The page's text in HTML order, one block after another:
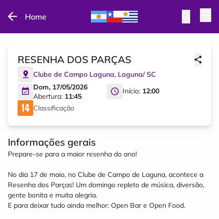
Home
RESENHA DOS PARÇAS
Clube de Campo Laguna, Laguna/SC
Dom, 17/05/2026
Abertura: 11:45
Início: 12:00
Classificação
Informações gerais
Prepare-se para a maior resenha do ano!
No dia 17 de maio, no Clube de Campo de Laguna, acontece a
Resenha dos Parças! Um domingo repleto de música, diversão,
gente bonita e muita alegria.
E para deixar tudo ainda melhor: Open Bar e Open Food.